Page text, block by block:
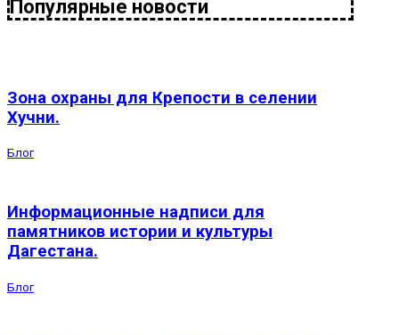
Популярные новости
Зона охраны для Крепости в селении
Хучни.
Блог
Информационные надписи для
памятников истории и культуры
Дагестана.
Блог